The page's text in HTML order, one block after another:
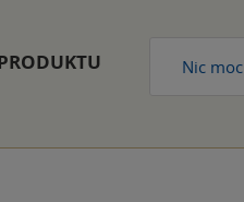
Nic moc